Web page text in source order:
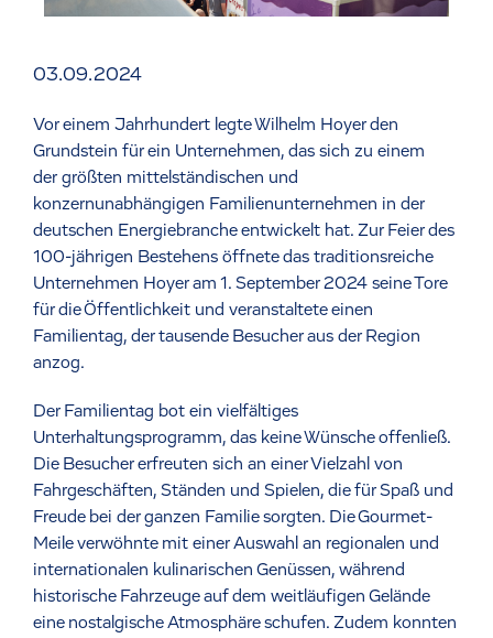
03.09.2024
Vor einem Jahrhundert legte Wilhelm Hoyer den
Grundstein für ein Unternehmen, das sich zu einem
der größten mittelständischen und
konzernunabhängigen Familienunternehmen in der
deutschen Energiebranche entwickelt hat. Zur Feier des
100-jährigen Bestehens öffnete das traditionsreiche
Unternehmen Hoyer am 1. September 2024 seine Tore
für die Öffentlichkeit und veranstaltete einen
Familientag, der tausende Besucher aus der Region
anzog.
Der Familientag bot ein vielfältiges
Unterhaltungsprogramm, das keine Wünsche offenließ.
Die Besucher erfreuten sich an einer Vielzahl von
Fahrgeschäften, Ständen und Spielen, die für Spaß und
Freude bei der ganzen Familie sorgten. Die Gourmet-
Meile verwöhnte mit einer Auswahl an regionalen und
internationalen kulinarischen Genüssen, während
historische Fahrzeuge auf dem weitläufigen Gelände
eine nostalgische Atmosphäre schufen. Zudem konnten